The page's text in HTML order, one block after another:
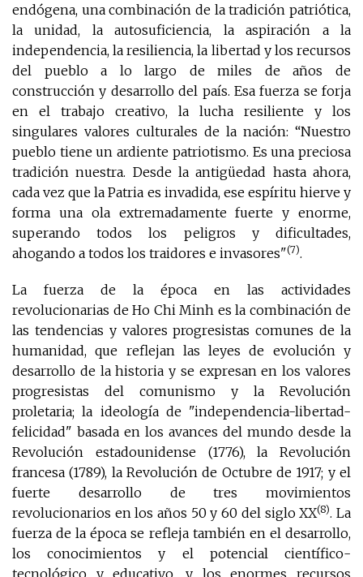
endógena, una combinación de la tradición patriótica,
la unidad, la autosuficiencia, la aspiración a la
independencia, la resiliencia, la libertad y los recursos
del pueblo a lo largo de miles de años de
construcción y desarrollo del país. Esa fuerza se forja
en el trabajo creativo, la lucha resiliente y los
singulares valores culturales de la nación: “Nuestro
pueblo tiene un ardiente patriotismo. Es una preciosa
tradición nuestra. Desde la antigüedad hasta ahora,
cada vez que la Patria es invadida, ese espíritu hierve y
forma una ola extremadamente fuerte y enorme,
superando todos los peligros y dificultades,
ahogando a todos los traidores e invasores"(7).
La fuerza de la época en las actividades
revolucionarias de Ho Chi Minh es la combinación de
las tendencias y valores progresistas comunes de la
humanidad, que reflejan las leyes de evolución y
desarrollo de la historia y se expresan en los valores
progresistas del comunismo y la Revolución
proletaria; la ideología de "independencia-libertad-
felicidad" basada en los avances del mundo desde la
Revolución estadounidense (1776), la Revolución
francesa (1789), la Revolución de Octubre de 1917; y el
fuerte desarrollo de tres movimientos
revolucionarios en los años 50 y 60 del siglo XX(8). La
fuerza de la época se refleja también en el desarrollo,
los conocimientos y el potencial científico-